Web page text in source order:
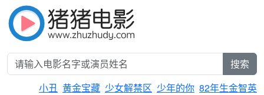
搜索
小丑 黄金宝藏 少女解禁区 少年的你 82年生金智英